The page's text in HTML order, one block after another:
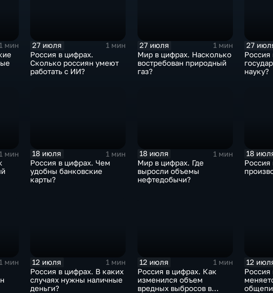
1 мин
27 июля
1 мин
Россия в цифрах.
Сколько россиян умеют
работать с ИИ?
27 июля
1 мин
Мир в цифрах. Насколько
востребован природный
газ?
27
Россия
науку?
1 мин
18 июля
1 мин
Россия в цифрах. Чем
удобны банковские
карты?
18 июля
1 мин
Мир в цифрах. Где
выросли объемы
нефтедобычи?
18
Россия
1 мин
12 июля
1 мин
Россия в цифрах. В каких
случаях нужны наличные
деньги?
12 июля
1 мин
Россия в цифрах. Как
изменился объем
вредных выбросов в
12
Россия